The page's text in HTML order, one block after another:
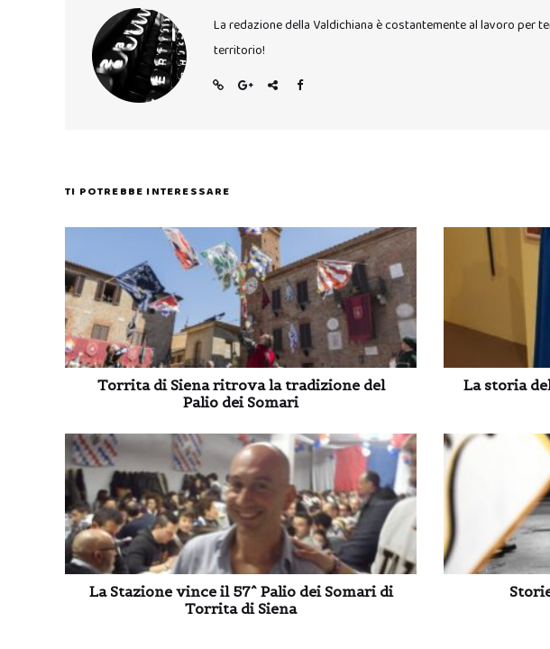
La redazione della Valdichiana è costantemente al lavoro per
territorio!
TI POTREBBE INTERESSARE
Torrita di Siena ritrova la tradizione del
Palio dei Somari
La storia
La Stazione vince il 57^ Palio dei Somari di
Torrita di Siena